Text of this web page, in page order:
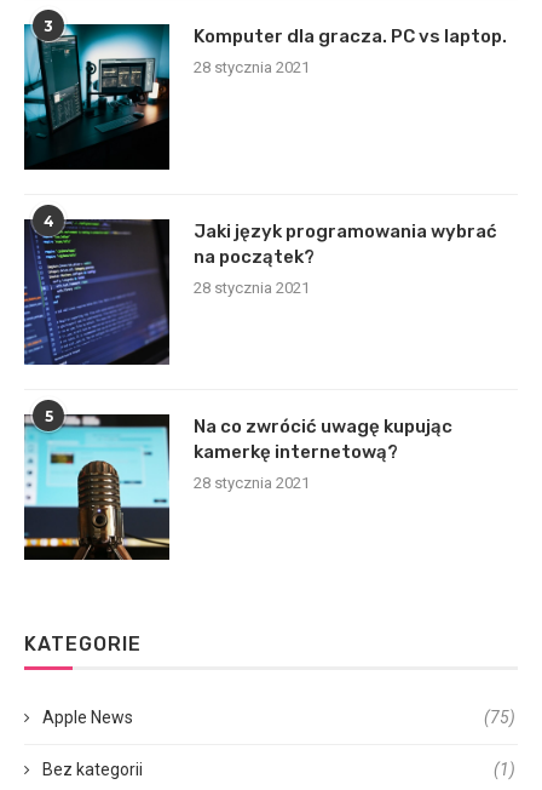
3
Komputer dla gracza. PC vs laptop.
28 stycznia 2021
4
Jaki język programowania wybrać
na początek?
28 stycznia 2021
5
Na co zwrócić uwagę kupując
kamerkę internetową?
28 stycznia 2021
KATEGORIE
Apple News (75)
Bez kategorii (1)